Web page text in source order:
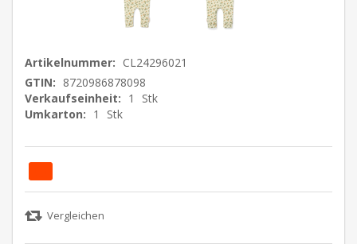
Artikelnummer: CL24296021
GTIN: 8720986878098
Verkaufseinheit: 1
Stk
Umkarton: 1 Stk